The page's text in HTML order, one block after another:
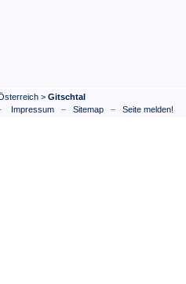
> Gitschtal
Impressum– Sitemap– Seite melden!